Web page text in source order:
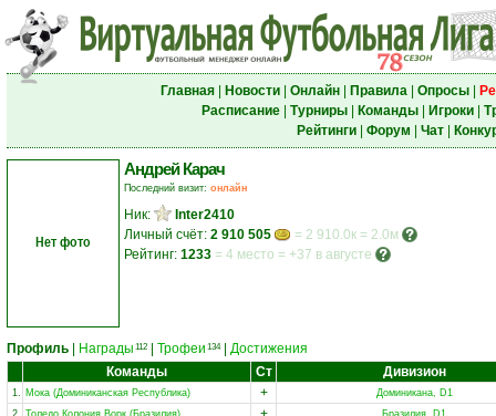
Главная| Новости| Онлайн| Правила| Опросы|
Расписание| Турниры| Команды| Игроки|
Рейтинги| Форум Чат|
Нет фото
Андрей Карач
Последний визит: онлайн
Ник:
Inter2410
Личный счёт: 2 910 505
= 2 910.0к = 2.0м
Рейтинг: 1233 = 4 место = +37 в августе
Профиль Награды 112 Трофеи 134| Достижения
Команды
Ст Дивизион
1. Мока (Доминиканская Республика) +
Доминикана, D1
2. Толедо Колония Ворк (Бразилия)
Бразилия, D1